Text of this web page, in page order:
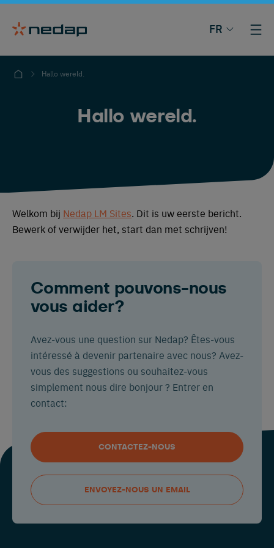
FR
Hallo wereld.
Hallo wereld.
Welkom bij Nedap LM Sites. Dit is uw eerste bericht.
Bewerk of verwijder het, start dan met schrijven!
Comment pouvons-nous
vous aider?
Avez-vous une question sur Nedap? Êtes-vous
intéressé à devenir partenaire avec nous? Avez-
vous des suggestions ou souhaitez-vous
simplement nous dire bonjour ? Entrer en
contact:
CONTACTEZ-NOUS
ENVOYEZ-NOUS UN EMAIL